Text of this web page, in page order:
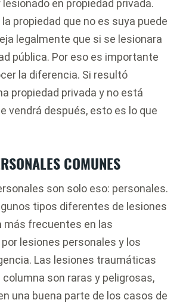
en propiedad privada.
propiedad que no es suya puede
legalmente que si se lesionara
pública. Por eso es importante
la diferencia. Si resultó
propiedad privada y no está
vendrá después, esto es lo que
COMUNES
son solo eso: personales.
tipos diferentes de lesiones
más frecuentes en las
lesiones personales y los
Las lesiones traumáticas
columna son raras y peligrosas,
una buena parte de los casos de